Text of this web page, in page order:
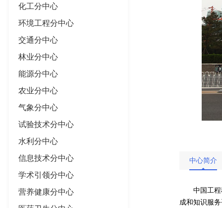
化工分中心
环境工程分中心
交通分中心
林业分中心
能源分中心
农业分中心
气象分中心
试验技术分中心
水利分中心
信息技术分中心
学术引领分中心
营养健康分中心
中心简介
中国工
成和知识服